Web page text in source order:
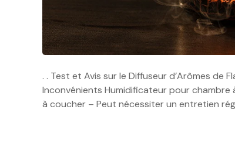
. . Test et Avis sur le Diffuseur d’Arômes de
Inconvénients Humidificateur pour chambre
à coucher – Peut nécessiter un entretien